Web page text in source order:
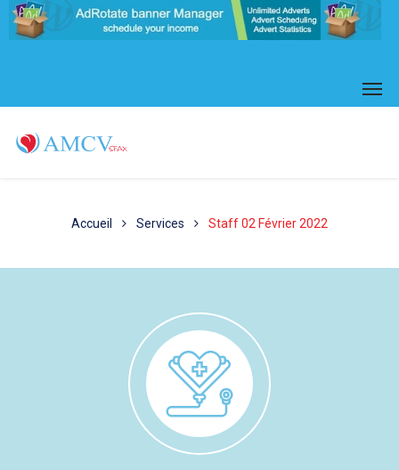
Accueil Services Staff 02 Février 2022